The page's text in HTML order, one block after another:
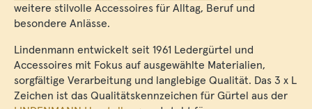
weitere stilvolle Accessoires für Alltag, Beruf und
besondere Anlässe.
Lindenmann entwickelt seit 1961 Ledergürtel und
Accessoires mit Fokus auf ausgewählte Materialien,
sorgfältige Verarbeitung und langlebige Qualität. Das 3 x L
Zeichen ist das Qualitätskennzeichen für Gürtel aus der